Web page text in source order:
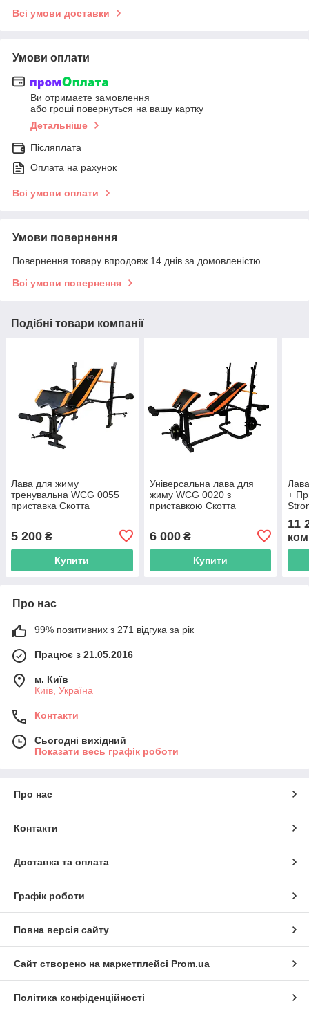
Всі умови доставки
Умови оплати
Ви отримаєте замовлення
або гроші повернуться на вашу картку
Детальніше
Післяплата
Оплата на рахунок
Всі умови оплати
Умови повернення
Повернення товару впродовж 14 днів за домовленістю
Всі умови повернення
Подібні товари компанії
Лава для жиму
тренувальна WCG 0055
приставка Скотта
R_8173
5 200 ₴
Купити
Універсальна лава для
жиму WCG 0020 з
приставкою Скотта
6 000₴
Купити
+
11
Про нас
99% позитивних з 271 відгука за рік
Працює з 21.05.2016
м. Київ
Київ, Україна
Контакти
Сьогодні вихідний
Показати весь графік роботи
Про нас
Контакти
Доставка та оплата
Графік роботи
Повна версія сайту
Сайт створено на маркетплейсі Prom.ua
Політика конфіденційності